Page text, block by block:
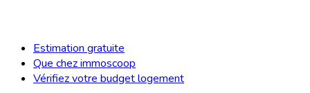
Estimation gratuite
Que chez immoscoop
Vérifiez votre budget logement